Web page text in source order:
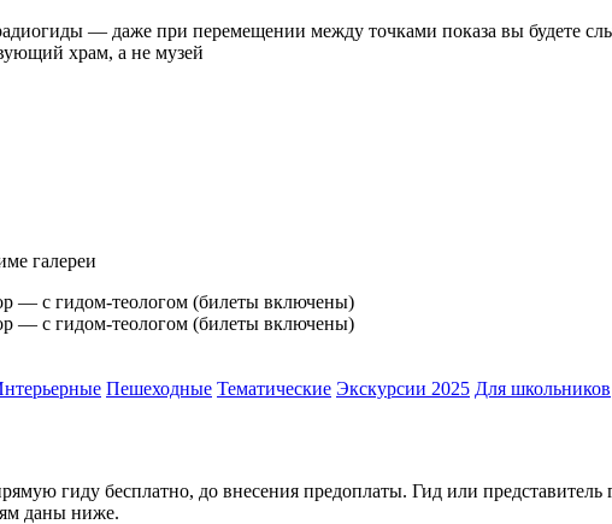
— даже при перемещении между точками показа вы будете
храм, а не музей
галереи
Пешеходные Тематические Экскурсии 2025 Для школьников
гиду бесплатно, до внесения предоплаты. Гид или
даны ниже.